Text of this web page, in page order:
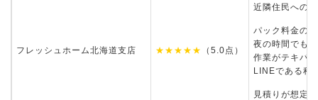
近隣住民への
フレッシュホーム北海道支店 ★★★★★ （5.0点）
パック料金の
夜の時間でも
作業がテキパ
LINEである程
見積りが想定